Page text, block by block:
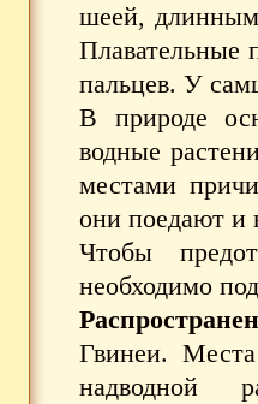
шеей,
Плавательные
пальцев. У
В природе
водные
местами
они поедают и
Чтобы
необходимо
Гвинеи.
надводной